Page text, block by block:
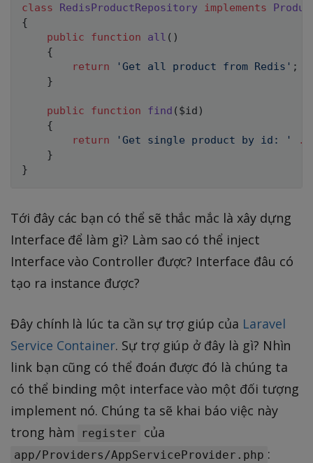
class RedisProductRepository implements
{
public
function all ( )
{
return
'Get all product from Redis' ;
}
public function find ( $id )
{
return
'Get single product by id: ' .
}
}
Tới đây các bạn có thể sẽ thắc mắc là xây dựng
Interface để làm gì? Làm sao có thể inject
Interface vào Controller được? Interface đâu có
tạo ra instance được?
Đây chính là lúc ta cần sự trợ giúp của Laravel
Service Container. Sự trợ giúp ở đây là gì? Nhìn
link bạn cũng có thể đoán được đó là chúng ta
có thể binding một interface vào một đối tượng
implement nó. Chúng ta sẽ khai báo việc này
trong hàm
register của
app/Providers/AppServiceProvider.php :